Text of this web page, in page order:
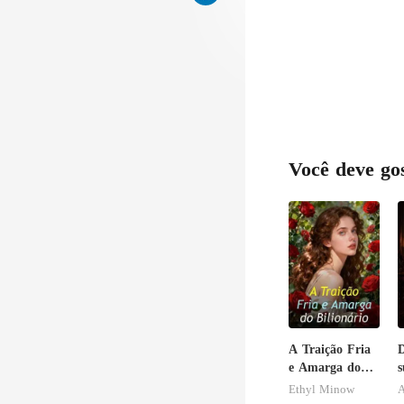
Você deve
A Traição Fria
e Amarga do
Bilionário
Ethyl Minow